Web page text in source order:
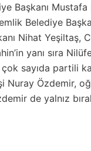
Başkanı
Belediye
Nihat Yeşiltaş,
yanı sıra
sayıda partili
Nuray Özdemir,
de yalnız